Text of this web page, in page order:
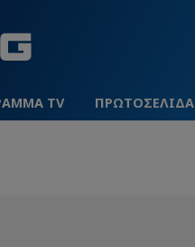
TV ΠΡΩΤΟΣΕΛΙΔΑ